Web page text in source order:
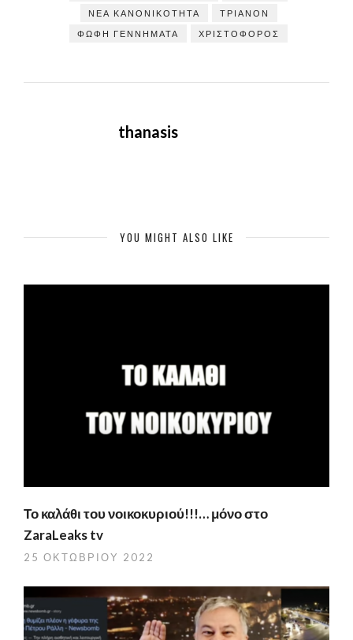
ΝΈΑ ΚΑΝΟΝΙΚΌΤΗΤΑ
ΤΡΙΑΝΟΝ
ΦΩΦΗ ΓΕΝΝΗΜΑΤΑ
ΧΡΙΣΤΌΦΟΡΟΣ
thanasis
YOU MIGHT ALSO LIKE
Το καλάθι του νοικοκυριού!!!… μόνο στο
ZaraLeaks tv
25 ΟΚΤΩΒΡΊΟΥ 2022